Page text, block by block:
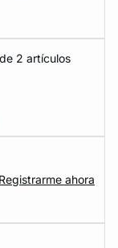
2 artículos
Registrarme ahora